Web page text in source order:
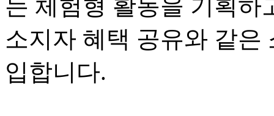
는 체험형 활동을 기획하
소지자 혜택 공유와 같은
입합니다.